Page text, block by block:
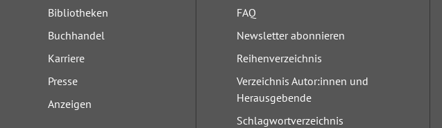
Bibliotheken
Buchhandel
Karriere
Presse
Anzeigen
FAQ
Newsletter abonnieren
Reihenverzeichnis
Verzeichnis Autor:innen und
Herausgebende
Schlagwortverzeichnis